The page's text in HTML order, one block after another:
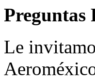
Preguntas
Le